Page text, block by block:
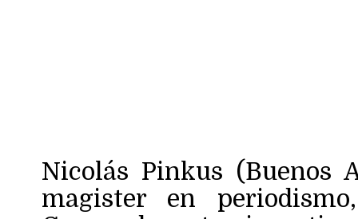
Nicolás Pinkus (Buenos
magister en